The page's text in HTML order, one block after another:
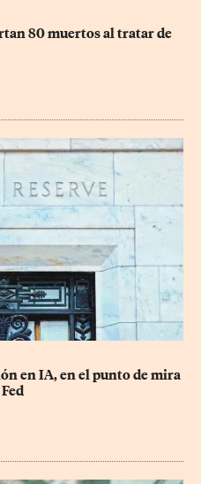
80 muertos al tratar de
en IA, en el punto de mira